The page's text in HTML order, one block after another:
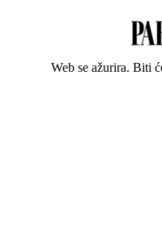
Web se ažurira. Biti